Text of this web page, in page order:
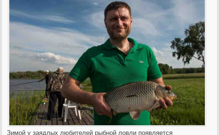
Зимой у заядлых любителей рыбной ловли появляется